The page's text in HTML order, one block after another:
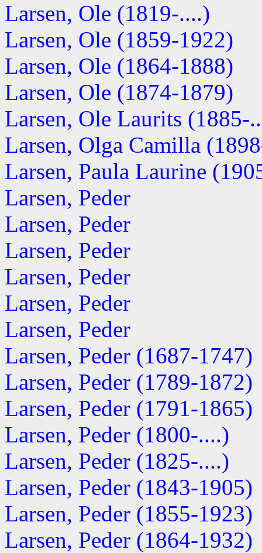
Larsen, Ole (1819-....)
Larsen, Ole (1859-1922)
Larsen, Ole (1864-1888)
Larsen, Ole (1874-1879)
Larsen, Ole Laurits (1885-
Larsen, Olga Camilla
Larsen, Paula Laurine
Larsen, Peder
Larsen, Peder
Larsen, Peder
Larsen, Peder
Larsen, Peder
Larsen, Peder
Larsen, Peder (1687-1747)
Larsen, Peder (1789-1872)
Larsen, Peder (1791-1865)
Larsen, Peder (1800-....)
Larsen, Peder (1825-....)
Larsen, Peder (1843-1905)
Larsen, Peder (1855-1923)
Larsen, Peder (1864-1932)